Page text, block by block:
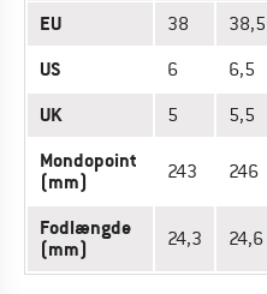
EU 38 38,5
US 6 6,5
UK 5 5,5
Mondopoint
(mm)
243 246
Fodlængde
(mm)
24,3 24,6